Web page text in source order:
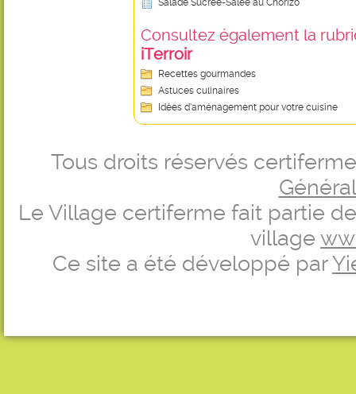
Salade Sucrée-Salée au Chorizo
Consultez également la
iTerroir
Recettes gourmandes
Astuces culinaires
Idées d’aménagement pour votre cuisine
Tous droits réservés
Le Village certiferme fait partie
village
Ce site a été développé par